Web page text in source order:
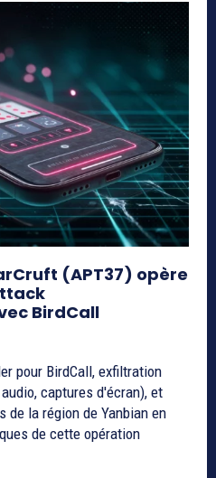
(APT37) opère
BirdCall
pour BirdCall, exfiltration
captures d'écran), et
de la région de Yanbian en
de cette opération